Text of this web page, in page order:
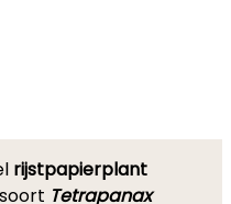
rijstpapierplant
Tetrapanax